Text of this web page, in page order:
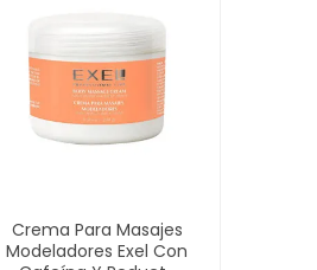
Crema Para Masajes
Modeladores Exel Con